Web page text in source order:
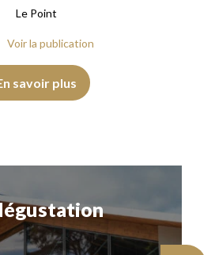
Le Point
Voir la publication
savoir plus